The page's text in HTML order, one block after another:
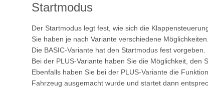
Startmodus
Der Startmodus legt fest, wie sich die
Sie haben je nach Variante verschiedene Möglichkeiten.
Die BASIC-Variante hat den Startmodus fest
Bei der PLUS-Variante haben Sie die Möglichkeit,
Ebenfalls haben Sie bei der PLUS-Variante die
Fahrzeug ausgemacht wurde und startet dann